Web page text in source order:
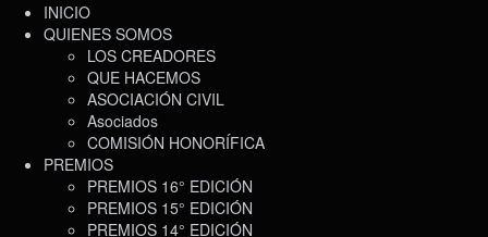
INICIO
QUIENES SOMOS
LOS CREADORES
QUE HACEMOS
ASOCIACIÓN CIVIL
Asociados
COMISIÓN HONORÍFICA
PREMIOS
PREMIOS 16° EDICIÓN
PREMIOS 15° EDICIÓN
PREMIOS 14° EDICIÓN